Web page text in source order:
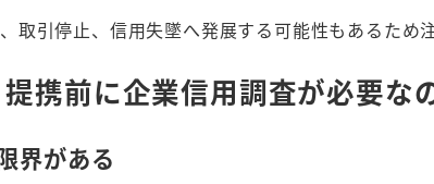
取引停止、信用失墜へ発展する可能性もあるため
携前に企業信用調査が必要な
界がある